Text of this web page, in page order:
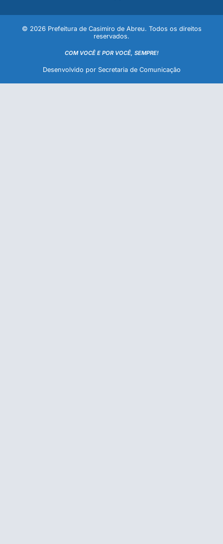
© 2026 Prefeitura de Casimiro de Abreu. Todos os direitos
reservados.
COM VOCÊ E POR VOCÊ, SEMPRE!
Desenvolvido por Secretaria de Comunicação